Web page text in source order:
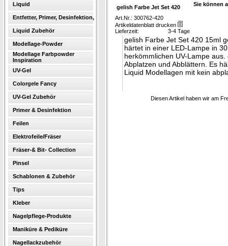
Liquid
Entfetter, Primer, Desinfektion,
Liquid Zubehör
Modellage-Powder
Modellage Farbpowder
Inspiration
UV-Gel
Colorgele Fancy
UV-Gel Zubehör
Primer & Desinfektion
Feilen
Elektrofeile/Fräser
Fräser-& Bit- Collection
Pinsel
Schablonen & Zubehör
Tips
Kleber
Nagelpflege-Produkte
Maniküre & Pediküre
Nagellackzubehör
gelish Farbe Jet Set 420 Sie können
Art.Nr.: 300762-420
Artikeldatenblatt drucken
Lieferzeit:
3-4 Tage
gelish Farbe Jet Set 420 15ml
härtet in einer LED-Lampe in
herkömmlichen UV-Lampe
Abplatzen und Abblättern. Es
Liquid Modellagen mit kein
Diesen Artikel haben wir am